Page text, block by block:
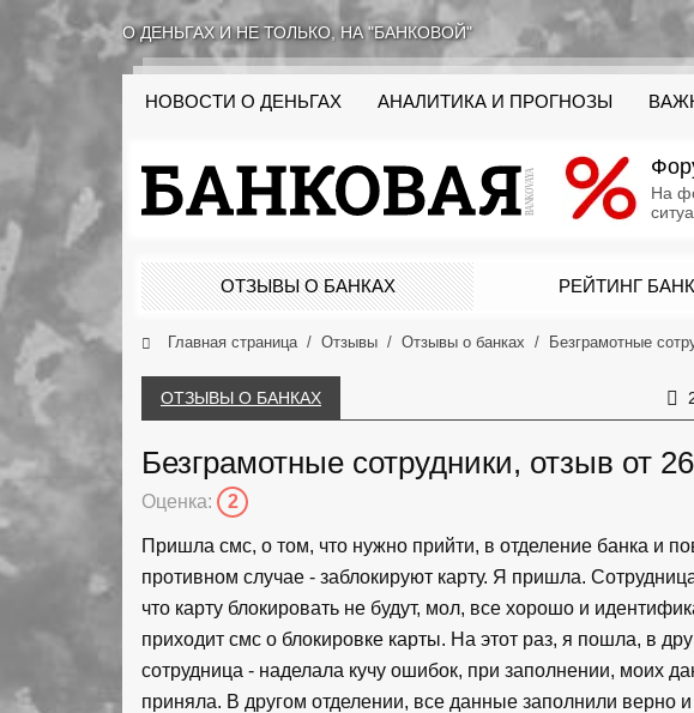
О ДЕНЬГАХ И НЕ ТОЛЬКО, НА "БАНКОВОЙ"
НОВОСТИ О ДЕНЬГАХ АНАЛИТИКА И ПРОГНОЗЫ
На
ОТЗЫВЫ О БАНКАХ РЕЙТИНГ
Главная страница Отзывы Отзывы о банках Безграмотные
ОТЗЫВЫ О БАНКАХ
Безграмотные сотрудники, отзыв от
Оценка: 2
Пришла смс, о том, что нужно прийти, в отделение банка и
противном случае - заблокируют карту. Я пришла.
что карту блокировать не будут, мол, все хорошо и
приходит смс о блокировке карты. На этот раз, я пошла, в
сотрудница - наделала кучу ошибок, при заполнении, моих
приняла. В другом отделении, все данные заполнили верно